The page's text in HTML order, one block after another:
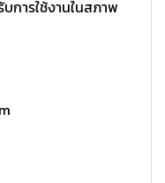
การใช้งานในสภาพ